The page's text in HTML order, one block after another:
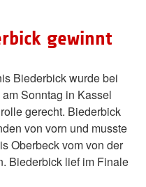
gewinnt
Biederbick wurde bei
Sonntag in Kassel
gerecht. Biederbick
von vorn und musste
Oberbeck vom von der
Biederbick lief im Finale